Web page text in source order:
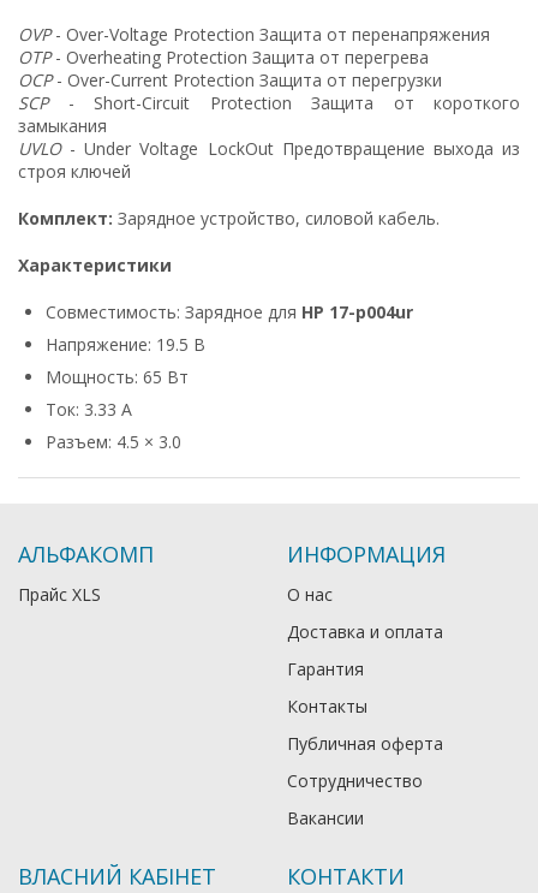
OVP- Over-Voltage Protection Защита от перенапряжения
OTP- Overheating Protection Защита от перегрева
OCP- Over-Current Protection Защита от перегрузки
SCP- Short-Circuit Protection Защита от короткого
замыкания
UVLO- Under Voltage LockOut Предотвращение выхода из
строя ключей
Комплект: Зарядное устройство, силовой кабель.
Характеристики
Совместимость: Зарядное для HP 17-p004ur
Напряжение: 19.5 В
Мощность: 65 Вт
Ток: 3.33 А
Разъем: 4.5 × 3.0
АЛЬФАКОМП
Прайс XLS
ИНФОРМАЦИЯ
О нас
Доставка и оплата
Гарантия
Контакты
Публичная оферта
Сотрудничество
Вакансии
ВЛАСНИЙ КАБІНЕТ КОНТАКТИ